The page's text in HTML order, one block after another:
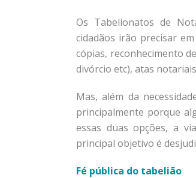
Os Tabelionatos de
cidadãos irão precisar
cópias, reconhecimento
divórcio etc), atas
Mas, além da
principalmente porque
essas duas opções, a
principal objetivo é
Fé pública do tabelião